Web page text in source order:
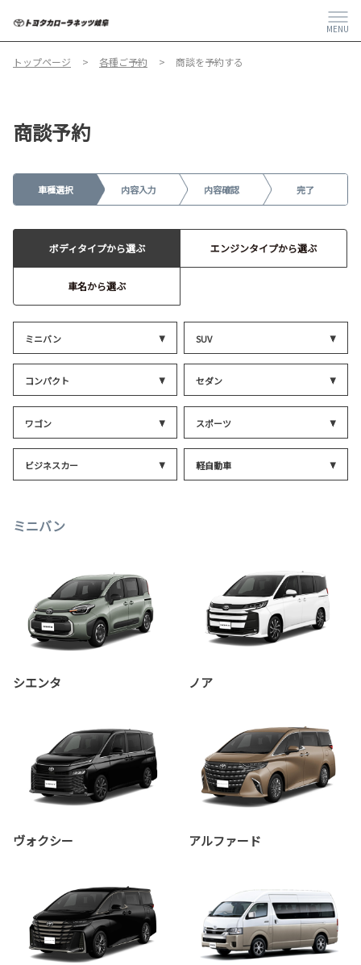
MENU
トップページ 各種ご予約 商談を予約する
商談予約
車種選択 内容入力 内容確認 完了
ボディタイプから選ぶ エンジンタイプから選ぶ
車名から選ぶ
ミニバン SUV
コンパクト セダン
ワゴン スポーツ
ビジネスカー 軽自動車
ミニバン
シエンタ ノア
ヴォクシー アルファード